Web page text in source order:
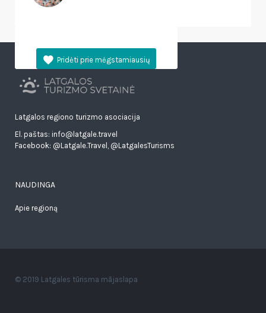
Latgalos regiono turizmo asociacija
El. paštas: info@latgale.travel
Facebook: @Latgale.Travel , @LatgalesTurisms
NAUDINGA
Apie regioną
© 2019 Latgales tūrisma mājaslapa